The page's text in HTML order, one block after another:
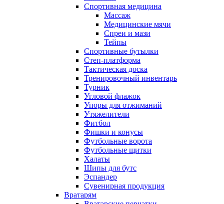
Спортивная медицина
Массаж
Медицинские мячи
Спреи и мази
Тейпы
Спортивные бутылки
Степ-платформа
Тактическая доска
Тренировочный инвентарь
Турник
Угловой флажок
Упоры для отжиманий
Утяжелители
Фитбол
Фишки и конусы
Футбольные ворота
Футбольные щитки
Халаты
Шипы для бутс
Эспандер
Сувенирная продукция
Вратарям